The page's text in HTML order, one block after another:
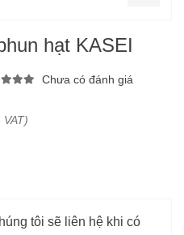
hạt KASEI
Chưa có đánh giá
tôi sẽ liên hệ khi có